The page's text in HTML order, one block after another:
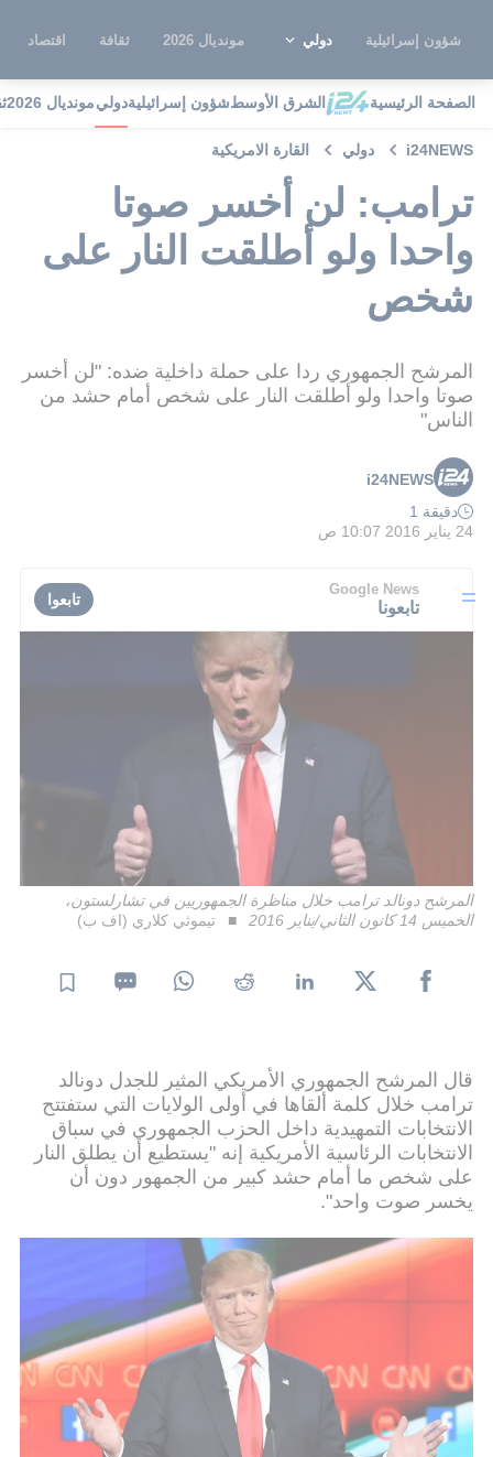
شؤون إسرائيلية دولي مونديال 2026 ثقافة اقتصاد
الصفحة الرئيسية الشرق الأوسطشؤون إسرائيليةدوليمونديال 2026
i24NEWS دولي القارة الامريكية
ترامب: لن أخسر صوتا
واحدا ولو أطلقت النار على
شخص
المرشح الجمهوري ردا على حملة داخلية ضده: "لن أخسر
صوتا واحدا ولو أطلقت النار على شخص أمام حشد من
الناس"
i24NEWS
دقيقة 1
24 يناير 2016 10:07 ص
Google News
تابعونا تابعوا
المرشح دونالد ترامب خلال مناظرة الجمهوريين في تشارلستون،
الخميس 14 كانون الثاني/يناير 2016
تيموثي كلاري (اف ب)
قال المرشح الجمهوري الأمريكي المثير للجدل دونالد
ترامب خلال كلمة ألقاها في أولى الولايات التي ستفتتح
الانتخابات التمهيدية داخل الحزب الجمهوري في سباق
الانتخابات الرئاسية الأمريكية إنه "يستطيع أن يطلق النار
على شخص ما أمام حشد كبير من الجمهور دون أن
يخسر صوت واحد".